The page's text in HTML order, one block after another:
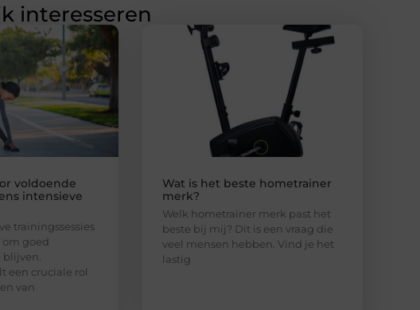
interesseren
voldoende
intensieve
trainingssessies
om goed
blijven.
een cruciale rol
van
Wat is het beste hometrainer
merk?
Welk hometrainer merk past het
beste bij mij? Dit is een vraag die
veel mensen hebben. Vind je het
lastig